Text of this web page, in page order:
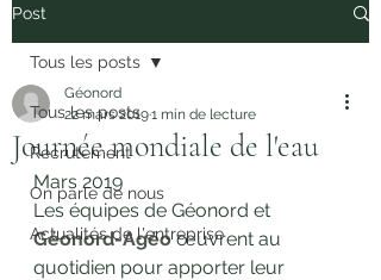
Post
Tous les posts
Recrutement
On parle de nous
Actualités de l'entreprise
Tous les posts
Journée mondiale de l'eau
Géonord
22 mars 20191 min de lecture
Mars 2019
Les équipes de Géonord et
Géonord-Agéo œuvrent au
quotidien pour apporter leur